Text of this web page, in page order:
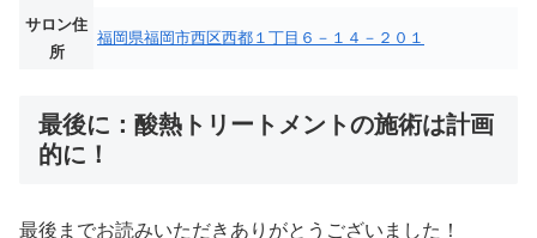
サロン住
所
福岡県福岡市西区西都１丁目６－１４－２０１
最後に：酸熱トリートメントの施術は計画
的に！
最後までお読みいただきありがとうございました！